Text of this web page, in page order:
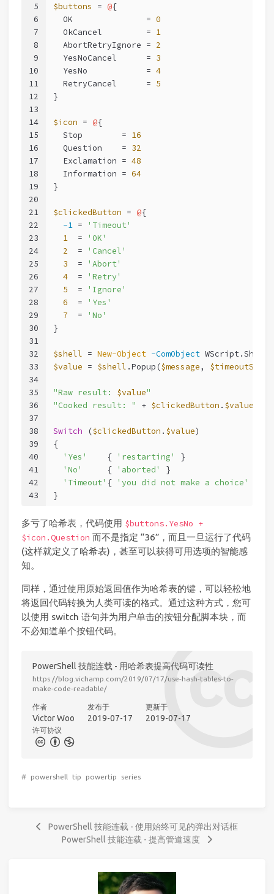
5
6
7
8
9
10
11
12
13
14
15
16
17
18
19
20
21
22
23
24
25
26
27
28
29
30
31
32
33
34
35
36
37
38
39
40
41
42
43
$buttons = @{
  OK               =
0
  OkCancel         =
1
  AbortRetryIgnore =
2
  YesNoCancel      =
3
  YesNo            =
4
  RetryCancel      =
5
}
$icon = @{
  Stop        =
16
  Question    =
32
  Exclamation =
48
  Information =
64
}
$clickedButton = @{
-1 =
'Timeout'
1
  =
'OK'
2
  =
'Cancel'
3
  =
'Abort'
4
  =
'Retry'
5
  =
'Ignore'
6
  =
'Yes'
7
  =
'No'
}
$shell = New-Object -ComObject WScript.Shell
$value = $shell .Popup($message,
"Raw result: $value"
"Cooked result: " + $clickedButton . $value
Switch ($clickedButton . $value)
{
'Yes'
    {
'restarting'
}
'No'
     {
'aborted'
}
'Timeout' { 'you did not make a choice'
}
多亏了哈希表，代码使用 $buttons.YesNo +
$icon.Question 而不是指定 “36”，而且一旦运行了代码
(这样就定义了哈希表)，甚至可以获得可用选项的智能感
知。
同样，通过使用原始返回值作为哈希表的键，可以轻松地
将返回代码转换为人类可读的格式。通过这种方式，您可
以使用 switch 语句并为用户单击的按钮分配脚本块，而
不必知道单个按钮代码。
PowerShell 技能连载 - 用哈希表提高代码可读性
https://blog.vichamp.com/2019/07/17/use-hash-tables-to-
make-code-readable/
作者
Victor Woo
发布于
2019-07-17
更新于
2019-07-17
许可协议
# powershell tip powertip series
PowerShell 技能连载 - 使用始终可见的弹出对话框
PowerShell 技能连载 - 提高管道速度